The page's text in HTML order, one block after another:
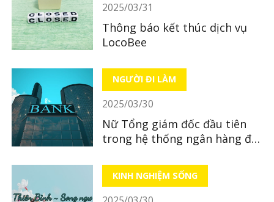
2025/03/31
Thông báo kết thúc dịch vụ
LocoBee
NGƯỜI ĐI LÀM
2025/03/30
Nữ Tổng giám đốc đầu tiên
trong hệ thống ngân hàng địa
KINH NGHIỆM SỐNG